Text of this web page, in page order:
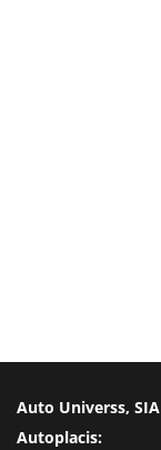
Auto Universs, SIA
Autoplacis: